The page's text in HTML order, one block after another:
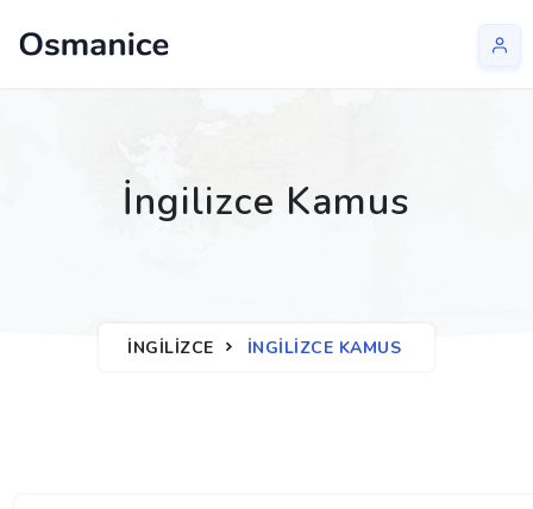
İngilizce Kamus
İNGILIZCE İNGILIZCE KAMUS